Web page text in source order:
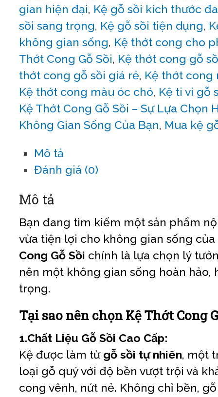
gian hiện đại, Kệ gỗ sồi kích thước
sồi sang trọng, Kệ gỗ sồi tiện dụng,
không gian sống, Kệ thớt cong cho
Thớt Cong Gỗ Sồi, Kệ thớt cong gỗ
thớt cong gỗ sồi giá rẻ, Kệ thớt cong
Kệ thớt cong màu óc chó, Kệ ti vi gỗ
Kệ Thớt Cong Gỗ Sồi – Sự Lựa Chọn
Không Gian Sống Của Bạn, Mua kệ
Mô tả
Đánh giá (0)
Mô tả
Bạn đang tìm kiếm một sản phẩm
vừa tiện lợi cho không gian sống
Cong Gỗ Sồi chính là lựa chọn lý
nên một không gian sống hoàn hảo,
trọng.
Tại sao nên chọn Kệ Thớt Cong
1.Chất Liệu Gỗ Sồi Cao Cấp:
Kệ được làm từ gỗ sồi tự nhiên, một
loại gỗ quý với độ bền vượt trội và
cong vênh, nứt nẻ. Không chỉ bền,